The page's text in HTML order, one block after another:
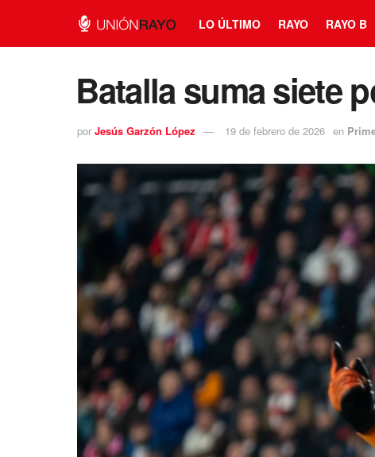
LO ÚLTIMO RAYO RAYO B
⁠Batalla suma siete
por Jesús Garzón López 19 de febrero de 2026 en